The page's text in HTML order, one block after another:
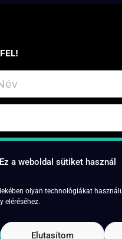
a weboldal sütiket használ
olyan technológiákat
eléréséhez.
Elutasítom
csatlakozz a 7 napos